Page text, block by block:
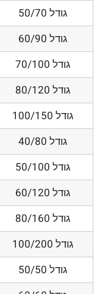
גודל 50/70
גודל 60/90
גודל 70/100
גודל 80/120
גודל 100/150
גודל 40/80
גודל 50/100
גודל 60/120
גודל 80/160
גודל 100/200
גודל 50/50